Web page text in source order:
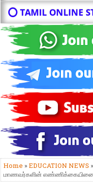
⭕ TAMIL ONLINE
Home »EDUCATION NEWS
மாணவர்களின் எண்ணிக்கையினை